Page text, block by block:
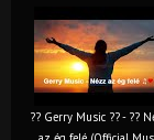
?? Gerry Music ?? - ??